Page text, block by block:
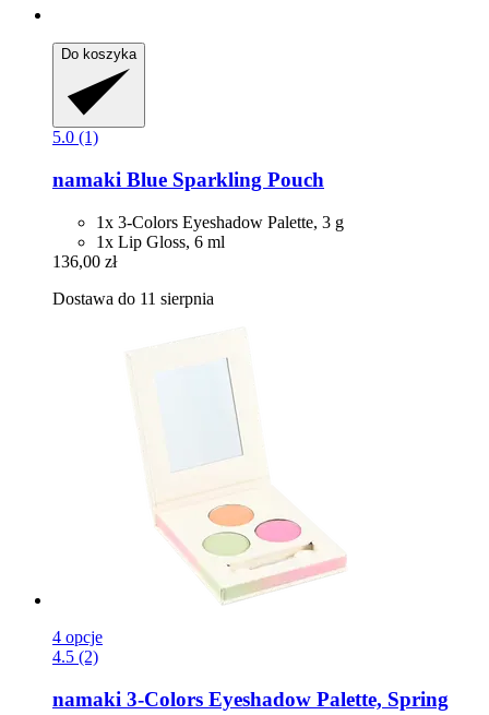
Do koszyka
5.0 (1)
namaki Blue Sparkling Pouch
1x 3-Colors Eyeshadow Palette, 3 g
1x Lip Gloss, 6 ml
136,00 zł
Dostawa do 11 sierpnia
4 opcje
4.5 (2)
namaki 3-​Colors Eyeshadow Palette, Spring